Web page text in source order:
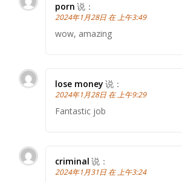
porn 说：
2024年1月28日 在 上午3:49
wow, amazing
lose money 说：
2024年1月28日 在 上午9:29
Fantastic job
criminal 说：
2024年1月31日 在 上午3:24